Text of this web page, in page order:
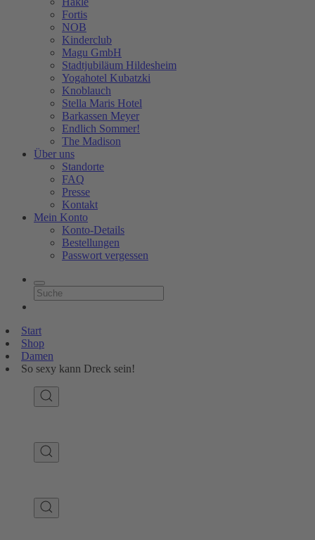
Fortis
NOB
Kinderclub
Magu GmbH
Stadtjubiläum Hildesheim
Yogahotel Kubatzki
Knoblauch
Stella Maris Hotel
Barkassen Meyer
Endlich Sommer!
The Madison
Über uns
Standorte
FAQ
Presse
Kontakt
Mein Konto
Konto-Details
Bestellungen
Passwort vergessen
Start
Shop
Damen
So sexy kann Dreck sein!